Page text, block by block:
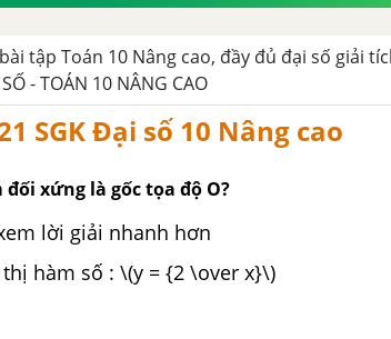
tập Toán 10 Nâng cao, đầy đủ đại số giải
- TOÁN 10 NÂNG CAO
SGK Đại số 10 Nâng cao
đối xứng là gốc tọa độ O?
lời giải nhanh hơn
hàm số : \(y = {2 \over x}\)